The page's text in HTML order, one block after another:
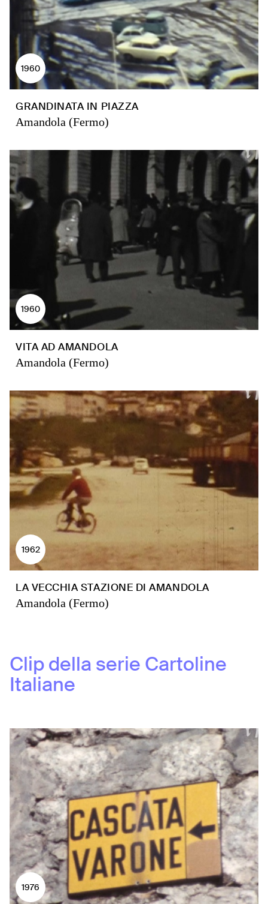
1960
GRANDINATA IN PIAZZA
Amandola (Fermo)
1960
VITA AD AMANDOLA
Amandola (Fermo)
1962
LA VECCHIA STAZIONE DI AMANDOLA
Amandola (Fermo)
Clip della serie Cartoline
Italiane
1976